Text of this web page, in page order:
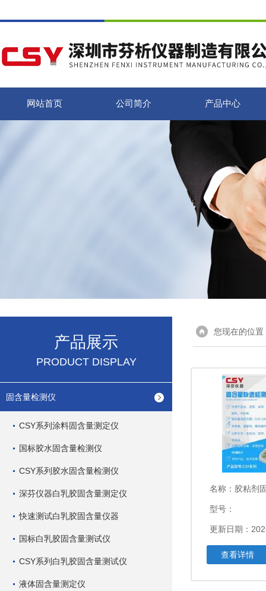
网站首页 公司简介 产品中心
产品展示
PRODUCT DISPLAY
固含量检测仪
CSY系列涂料固含量测定仪
国标胶水固含量检测仪
CSY系列胶水固含量检测仪
深芬仪器白乳胶固含量测定仪
快速测试白乳胶固含量仪器
国标白乳胶固含量测试仪
CSY系列白乳胶固含量测试仪
液体固含量测定仪
您现在的位置
名称： 胶粘剂固
型号：
更新日期：
查看详情